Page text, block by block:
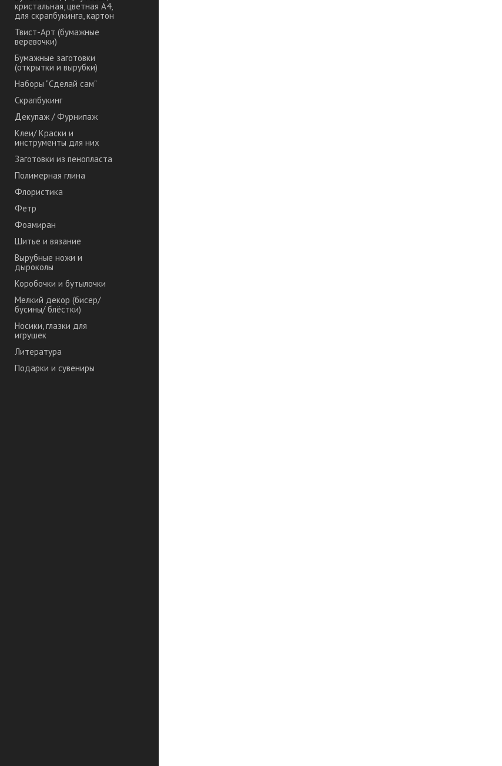
кристальная, цветная А4,
для скрапбукинга, картон
Твист-Арт (бумажные
веревочки)
Бумажные заготовки
(открытки и вырубки)
Наборы "Сделай сам"
Скрапбукинг
Декупаж / Фурнипаж
Клеи/ Краски и
инструменты для них
Заготовки из пенопласта
Полимерная глина
Флористика
Фетр
Фоамиран
Шитье и вязание
Вырубные ножи и
дыроколы
Коробочки и бутылочки
Мелкий декор (бисер/
бусины/ блёстки)
Носики, глазки для
игрушек
Литература
Подарки и сувениры